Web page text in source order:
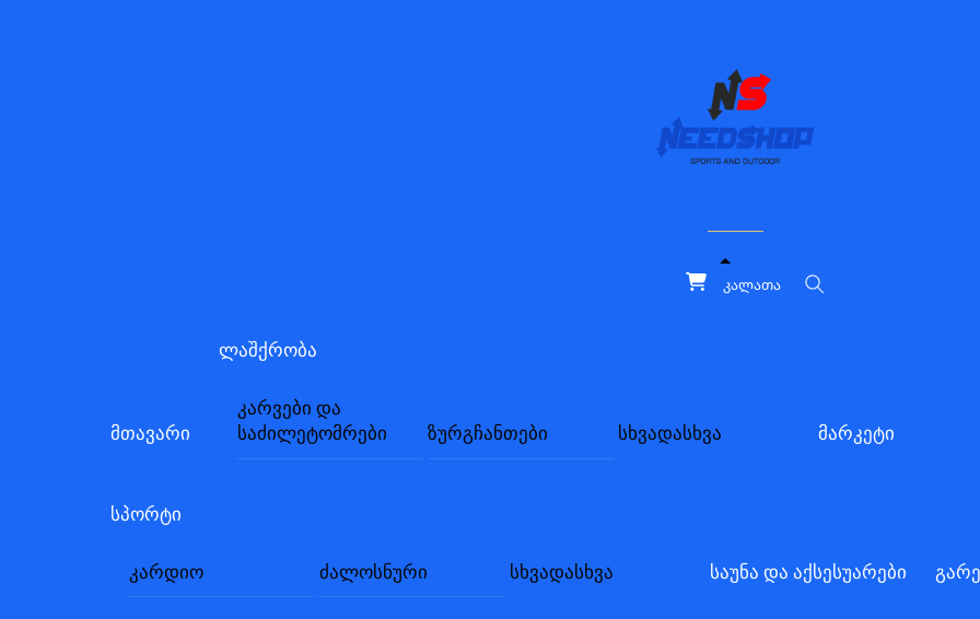
კალათა
მთავარი
ლაშქრობა
კარვები და
საძილეტომრები
ზურგჩანთები სხვადასხვა მარკეტი
სპორტი
კარდიო ძალოსნური სხვადასხვა საუნა და აქსესუარები